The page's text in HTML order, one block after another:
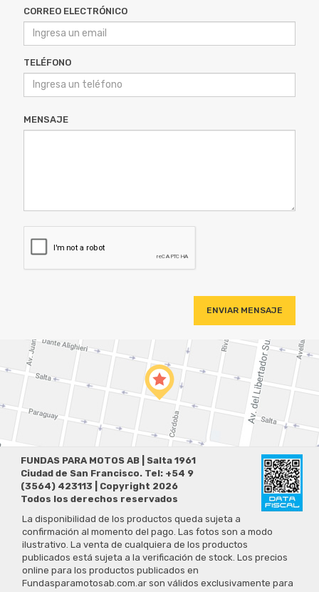
TELÉFONO
MENSAJE
FUNDAS PARA MOTOS AB | Salta 1961
Ciudad de San Francisco. Tel: +54 9
(3564) 423113 | Copyright 2026
Todos los derechos reservados
La disponibilidad de los productos queda sujeta a
confirmación al momento del pago. Las fotos son a modo
ilustrativo. La venta de cualquiera de los productos
publicados está sujeta a la verificación de stock. Los precios
online para los productos publicados en
Fundasparamotosab.com.ar son válidos exclusivamente para
la compra vía Internet en la página mencionada. Las
especificaciones técnicas y descripciones están sujetas a